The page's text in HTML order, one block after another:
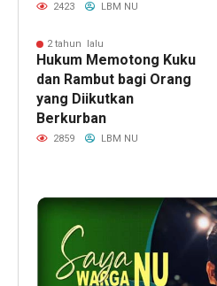
2423 LBM NU
2 tahun lalu
Hukum Memotong Kuku
dan Rambut bagi Orang
yang Diikutkan
Berkurban
2859 LBM NU